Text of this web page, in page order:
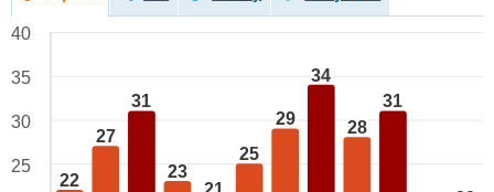
22
27
31
23
25
29
34
28
31
40
35
30
25